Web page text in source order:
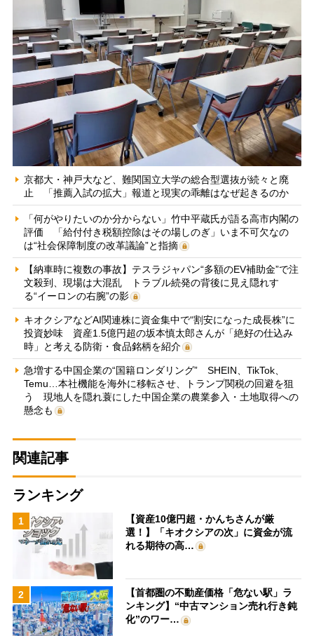
京都大・神戸大など、難関国立大学の総合型選抜が続々と廃
止 「推薦入試の拡大」報道と現実の乖離はなぜ起きるのか
「何がやりたいのか分からない」竹中平蔵氏が語る高市内閣の
評価 「給付付き税額控除はその場しのぎ」いま不可欠なの
は“社会保障制度の改革議論”と指摘
【納車時に複数の事故】テスラジャパン“多額のEV補助金”で注
文殺到、現場は大混乱 トラブル続発の背後に見え隠れす
る“イーロンの右腕”の影
キオクシアなどAI関連株に資金集中で“割安になった成長株”に
投資妙味 資産1.5億円超の坂本慎太郎さんが「絶好の仕込み
時」と考える防衛・食品銘柄を紹介
急増する中国企業の“国籍ロンダリング” SHEIN、TikTok、
Temu…本社機能を海外に移転させ、トランプ関税の回避を狙
う 現地人を隠れ蓑にした中国企業の農業参入・土地取得への
懸念も
関連記事
ランキング
1
【資産10億円超・かんちさんが厳
選！】「キオクシアの次」に資金が流
れる期待の高…
2
【首都圏の不動産価格「危ない駅」ラ
ンキング】“中古マンション売れ行き鈍
化”のワー…